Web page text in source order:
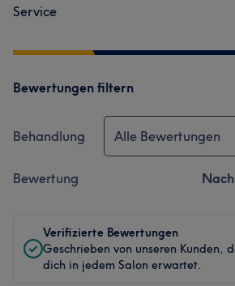
Service
Bewertungen filtern
Behandlung Alle Bewertungen
Bewertung
Verifizierte Bewertungen
Geschrieben von unseren Kunden,
dich in jedem Salon erwartet.